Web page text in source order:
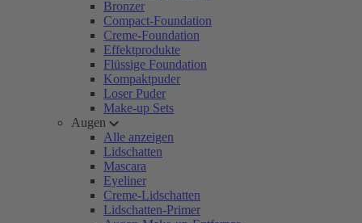
Bronzer
Compact-Foundation
Creme-Foundation
Effektprodukte
Flüssige Foundation
Kompaktpuder
Loser Puder
Make-up Sets
Augen
Alle anzeigen
Lidschatten
Mascara
Eyeliner
Creme-Lidschatten
Lidschatten-Primer